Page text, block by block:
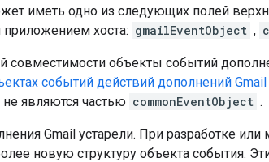
иметь одно из следующих полей
хоста: gmailEventObject ,
совместимости объекты событий
событий действий дополнений Gmail
не являются частью commonEventObject .
Gmail устарели. При разработке
новую структуру объекта события.